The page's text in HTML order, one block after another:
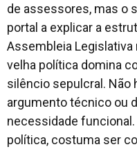
de assessores, mas o
portal a explicar a
Assembleia
velha política domina
silêncio sepulcral. Não
argumento técnico ou
necessidade funcional.
política, costuma ser